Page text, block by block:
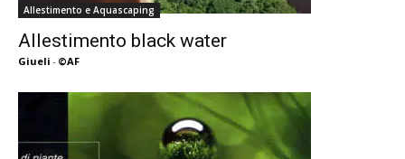
Allestimento e Aquascaping
Allestimento black water
Giueli - ©AF